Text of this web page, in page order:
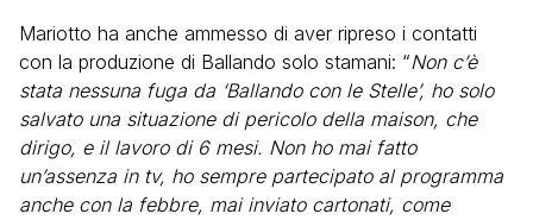
Mariotto ha anche ammesso di aver ripreso i contatti
con la produzione di Ballando solo stamani: “Non c’è
stata nessuna fuga da ‘Ballando con le Stelle’, ho solo
salvato una situazione di pericolo della maison, che
dirigo, e il lavoro di 6 mesi. Non ho mai fatto
un’assenza in tv, ho sempre partecipato al programma
anche con la febbre, mai inviato cartonati, come